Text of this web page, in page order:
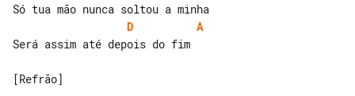
D
A
Será assim até depois do fim
[Refrão]